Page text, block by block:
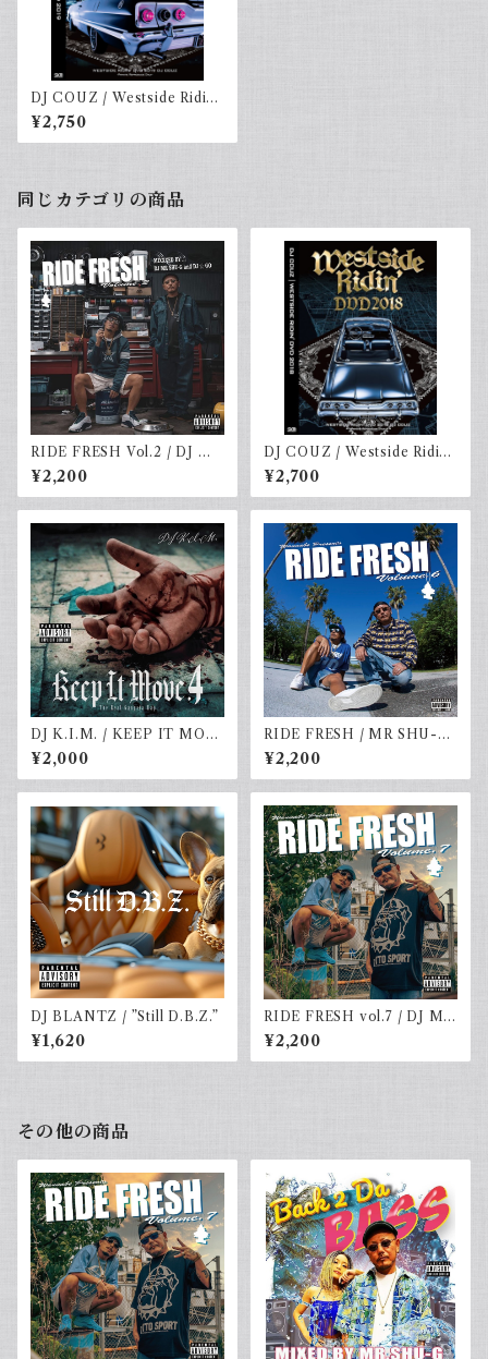
DJ COUZ / Westside Ridin'
DVD 2019
¥2,750
同じカテゴリの商品
RIDE FRESH Vol.2 / DJ M
R.SHU-G & DJ☆GO [特典ス
テッカー付き]
¥2,200
DJ COUZ / Westside Ridin’
DVD 2018
¥2,700
DJ K.I.M. / KEEP IT MOV
E vol.4
¥2,000
RIDE FRESH / MR SHU-G
& DJ☆GO
¥2,200
DJ BLANTZ / ”Still D.B.Z.”
¥1,620
RIDE FRESH vol.7 / DJ MR
SHU-G & DJ☆GO
¥2,200
その他の商品